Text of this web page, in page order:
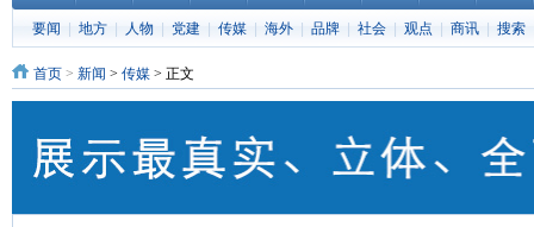
要闻 地方 人物 党建 传媒 海外 品牌 社会 观点 商讯 搜索
首页 > 新闻 > 传媒 > 正文